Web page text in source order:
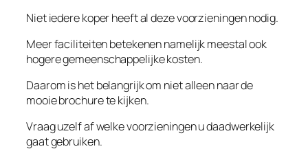
Niet iedere koper heeft al deze voorzieningen nodig.
Meer faciliteiten betekenen namelijk meestal ook
hogere gemeenschappelijke kosten.
Daarom is het belangrijk om niet alleen naar de
mooie brochure te kijken.
Vraag uzelf af welke voorzieningen u daadwerkelijk
gaat gebruiken.